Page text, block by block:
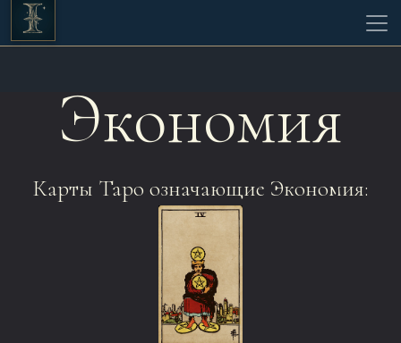
Экономия
Карты Таро означающие Экономия: